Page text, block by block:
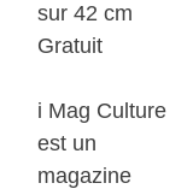
sur 42 cm
Gratuit
i Mag Culture
est un
magazine